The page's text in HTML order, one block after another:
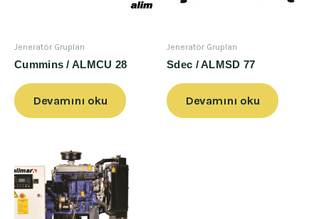
Jeneratör Grupları
Cummins / ALMCU 28
Devamını oku
Jeneratör Grupları
Sdec / ALMSD 77
Devamını oku